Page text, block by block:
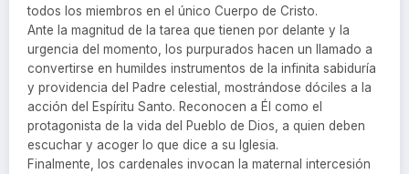
todos los miembros en el único Cuerpo de Cristo.
Ante la magnitud de la tarea que tienen por delante y la
urgencia del momento, los purpurados hacen un llamado a
convertirse en humildes instrumentos de la infinita sabiduría
y providencia del Padre celestial, mostrándose dóciles a la
acción del Espíritu Santo. Reconocen a Él como el
protagonista de la vida del Pueblo de Dios, a quien deben
escuchar y acoger lo que dice a su Iglesia.
Finalmente, los cardenales invocan la maternal intercesión